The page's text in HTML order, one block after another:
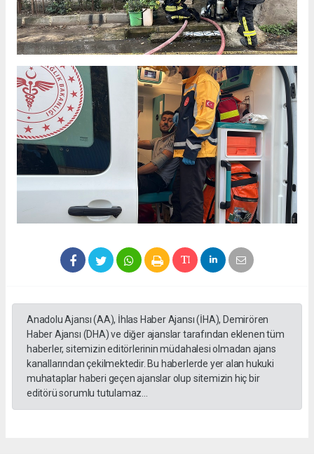
Anadolu Ajansı (AA), İhlas Haber Ajansı (İHA), Demirören
Haber Ajansı (DHA) ve diğer ajanslar tarafından eklenen tüm
haberler, sitemizin editörlerinin müdahalesi olmadan ajans
kanallarından çekilmektedir. Bu haberlerde yer alan hukuki
muhataplar haberi geçen ajanslar olup sitemizin hiç bir
editörü sorumlu tutulamaz...